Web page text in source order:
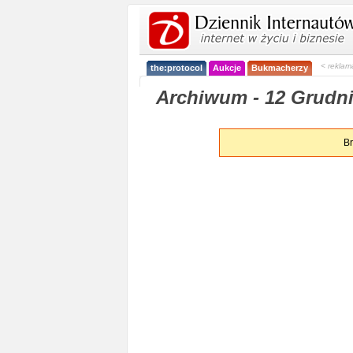
the:protocol Aukcje Bukmacherzy <
Archiwum - 12